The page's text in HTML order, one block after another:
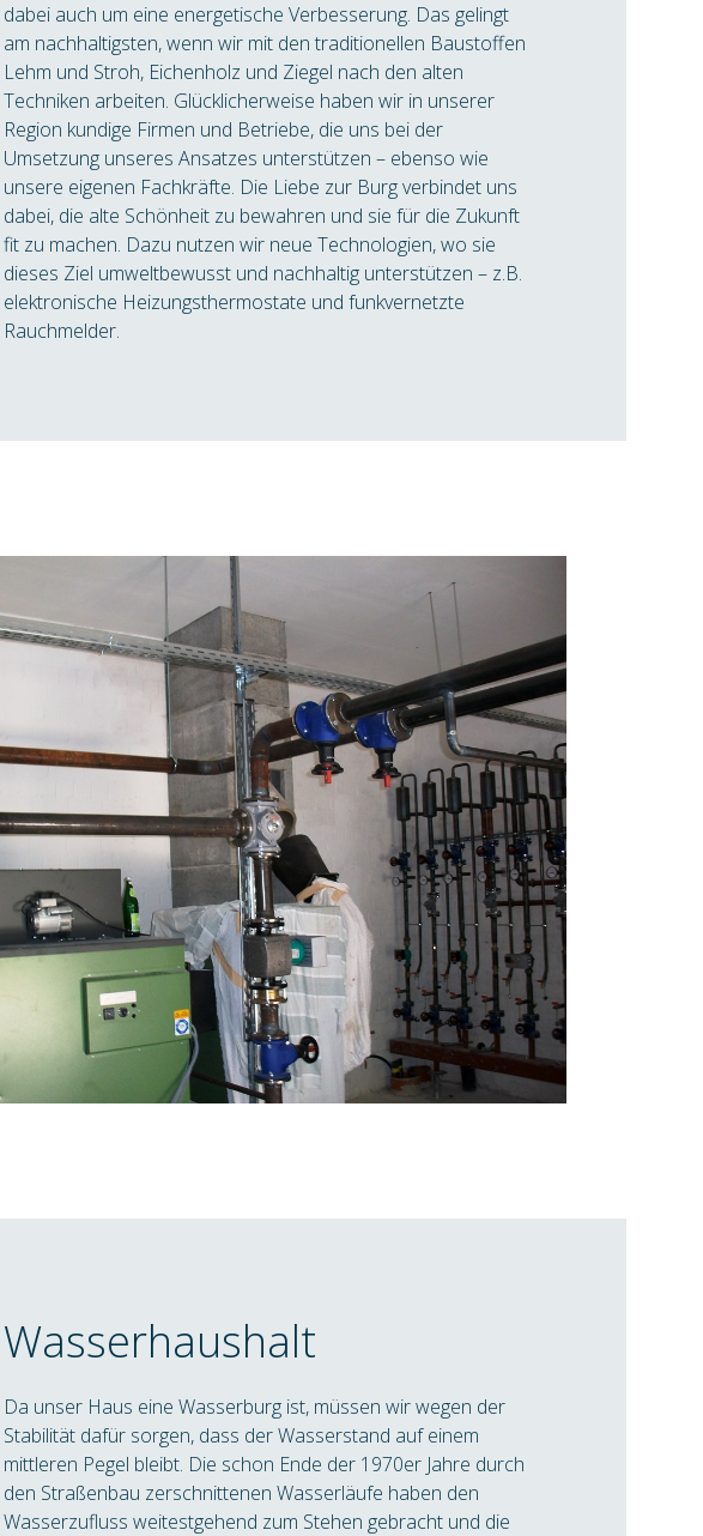
dabei auch um eine energetische Verbesserung. Das gelingt
am nachhaltigsten, wenn wir mit den traditionellen Baustoffen
Lehm und Stroh, Eichenholz und Ziegel nach den alten
Techniken arbeiten. Glücklicherweise haben wir in unserer
Region kundige Firmen und Betriebe, die uns bei der
Umsetzung unseres Ansatzes unterstützen – ebenso wie
unsere eigenen Fachkräfte. Die Liebe zur Burg verbindet uns
dabei, die alte Schönheit zu bewahren und sie für die Zukunft
fit zu machen. Dazu nutzen wir neue Technologien, wo sie
dieses Ziel umweltbewusst und nachhaltig unterstützen – z.B.
elektronische Heizungsthermostate und funkvernetzte
Rauchmelder.
Wasserhaushalt
Da unser Haus eine Wasserburg ist, müssen wir wegen der
Stabilität dafür sorgen, dass der Wasserstand auf einem
mittleren Pegel bleibt. Die schon Ende der 1970er Jahre durch
den Straßenbau zerschnittenen Wasserläufe haben den
Wasserzufluss weitestgehend zum Stehen gebracht und die